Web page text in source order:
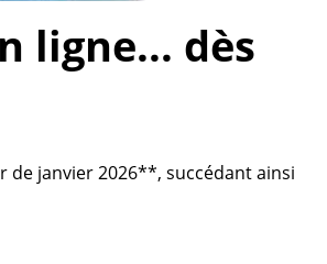
ligne... dès
janvier 2026**, succédant ainsi